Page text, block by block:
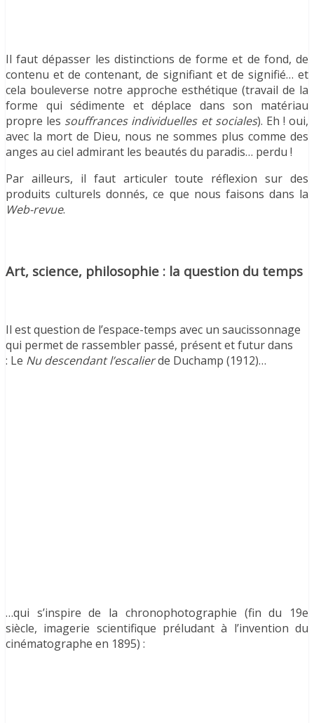
Il faut dépasser les distinctions de forme et de fond, de
contenu et de contenant, de signifiant et de signifié… et
cela bouleverse notre approche esthétique (travail de la
forme qui sédimente et déplace dans son matériau
propre les souffrances individuelles et sociales). Eh ! oui,
avec la mort de Dieu, nous ne sommes plus comme des
anges au ciel admirant les beautés du paradis… perdu !
Par ailleurs, il faut articuler toute réflexion sur des
produits culturels donnés, ce que nous faisons dans la
Web-revue.
Art, science, philosophie : la question du temps
Il est question de l’espace-temps avec un saucissonnage
qui permet de rassembler passé, présent et futur dans
: Le Nu descendant l’escalierde Duchamp (1912)…
…qui s’inspire de la chronophotographie (fin du 19e
siècle, imagerie scientifique préludant à l’invention du
cinématographe en 1895) :